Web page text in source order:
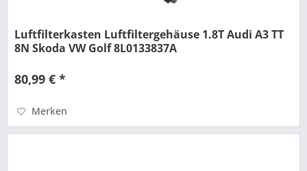
Luftfilterkasten Luftfiltergehäuse 1.8T Audi A3 TT
8N Skoda VW Golf 8L0133837A
80,99 € *
Merken